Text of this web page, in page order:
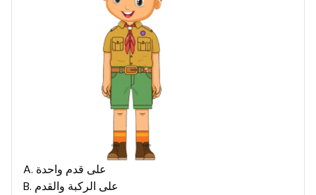
A. على قدم واحدة
B. على الركبة والقدم